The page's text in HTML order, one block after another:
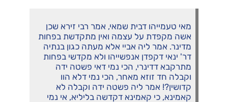
מאי טעמייהו דבית שמאי, אמר רבי זירא שכן
אשה מקפדת על עצמה ואין מתקדשת בפחות
מדינר. אמר ליה אביי אלא מעתה כגון בנתיה
דר' ינאי דקפדן אנפשייהו ולא מקדשי בפחות
מתרקבא דדינרי, הכי נמי דאי פשטה ידה
וקבלה חד זוזא מאחר, הכי נמי דלא הוו
קדושין?! אמר ליה פשטה ידה וקבלה לא
קאמינא, כי קאמינא דקדשה בליליא, אי נמי